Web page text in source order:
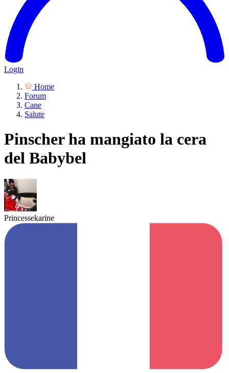
Login
Home
Forum
Cane
Salute
Pinscher ha mangiato la cera
del Babybel
Princessekarine